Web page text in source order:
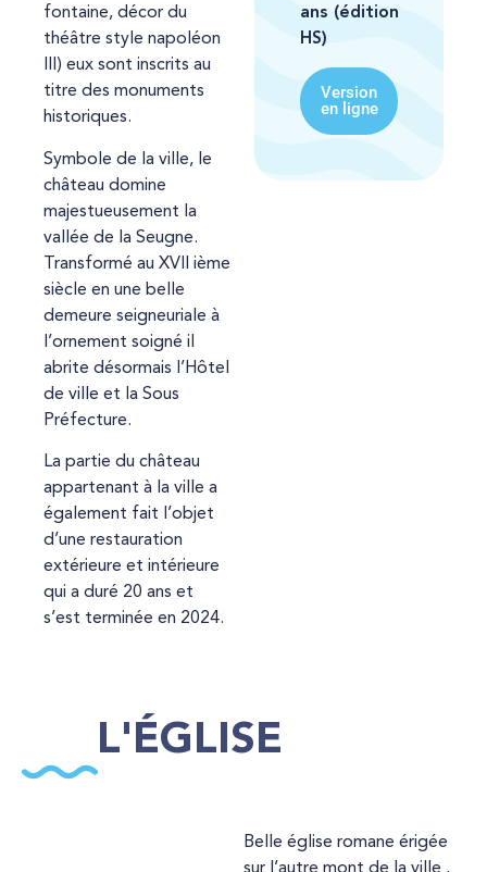
fontaine, décor du
théâtre style napoléon
III) eux sont inscrits au
titre des monuments
historiques.
Symbole de la ville, le
château domine
majestueusement la
vallée de la Seugne.
Transformé au XVII ième
siècle en une belle
demeure seigneuriale à
l’ornement soigné il
abrite désormais l’Hôtel
de ville et la Sous
Préfecture.
La partie du château
appartenant à la ville a
également fait l’objet
d’une restauration
extérieure et intérieure
qui a duré 20 ans et
s’est terminée en 2024.
ans (édition
HS)
Version
en ligne
L'ÉGLISE
Belle église romane érigée